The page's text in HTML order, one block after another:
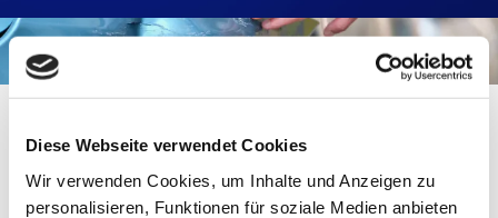
Diese Webseite verwendet Cookies
Wir verwenden Cookies, um Inhalte und Anzeigen zu
personalisieren, Funktionen für soziale Medien anbieten
Kostengutachten -
Kostenminimierung bei Wildunfällen
und Glasbruch